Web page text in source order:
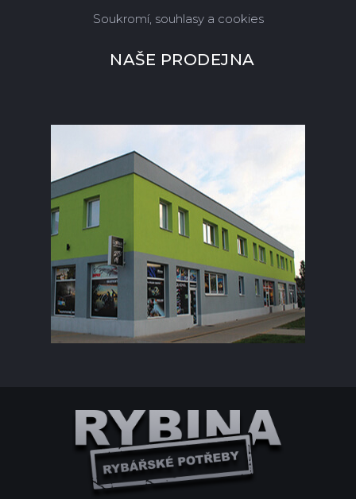
Soukromí, souhlasy a cookies
NAŠE PRODEJNA